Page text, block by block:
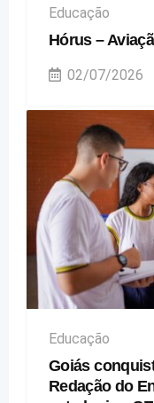
Educação
Hórus –
02/07/2026
Educação
Goiás
Redação do